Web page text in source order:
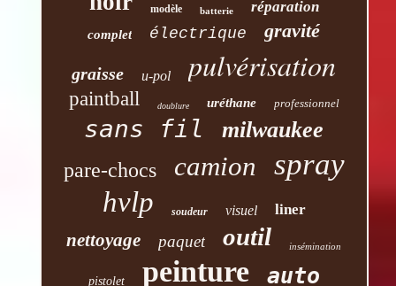
modèle batterie réparation
complet électrique gravité
graisse u-pol pulvérisation
paintball doublure uréthane professionnel
sans fil milwaukee
pare-chocs camion spray
hvlp soudeur visuel liner
nettoyage paquet outil insémination
pistolet peinture auto